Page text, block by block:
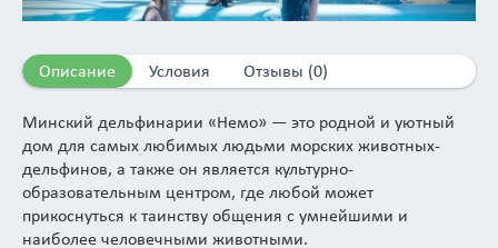
Описание Условия Отзывы (0)
Минский дельфинарии «Немо» — это родной и уютный
дом для самых любимых людьми морских животных-
дельфинов, а также он является культурно-
образовательным центром, где любой может
прикоснуться к таинству общения с умнейшими и
наиболее человечными животными.